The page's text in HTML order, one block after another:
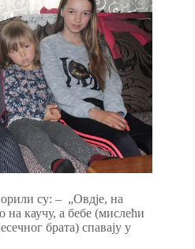
су: – „Овдје, на
на каучу, а бебе (мислећи
брата) спавају у